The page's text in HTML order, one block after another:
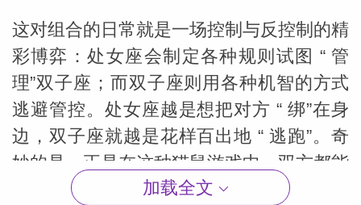
这对组合的日常就是一场控制与反控制的精
彩博弈：处女座会制定各种规则试图 “ 管
理”双子座；而双子座则用各种机智的方式
逃避管控。处女座越是想把对方 “ 绑”在身
边，双子座就越是花样百出地 “ 逃跑”。奇
妙的是，正是在这种猫鼠游戏中，双方都能
感受到强烈的存在感—— “ 能让我如此费心
加载全文